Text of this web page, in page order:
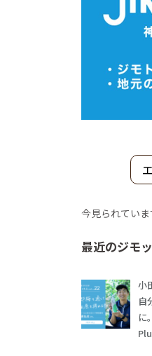
今見られていま
最近のジモ
小
自
に。